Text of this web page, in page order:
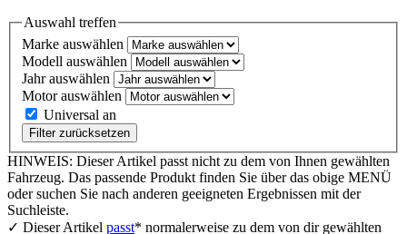
Auswahl treffen
Marke auswählen
Modell auswählen
Jahr auswählen
Motor auswählen
Universal an
Filter zurücksetzen
HINWEIS: Dieser Artikel passt nicht zu dem von Ihnen gewählten
Fahrzeug. Das passende Produkt finden Sie über das obige MENÜ
oder suchen Sie nach anderen geeigneten Ergebnissen mit der
Suchleiste.
✓ Dieser Artikel passt* normalerweise zu dem von dir gewählten